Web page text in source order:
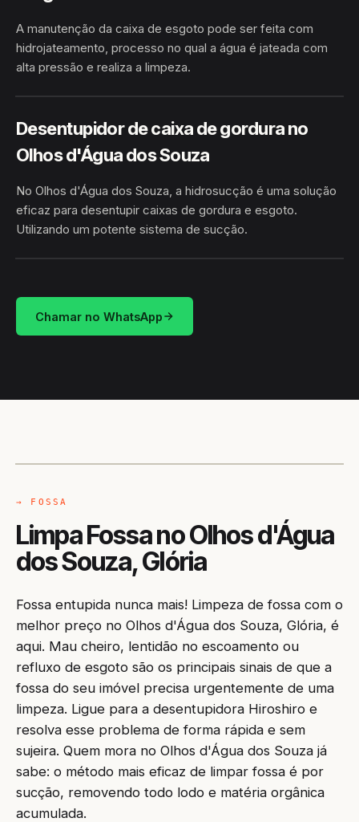
A manutenção da caixa de esgoto pode ser feita com
hidrojateamento, processo no qual a água é jateada com
alta pressão e realiza a limpeza.
HIDROJATEAMENTO
OLHOS D'ÁGUA DOS SOUZA ·
Desentupidor de caixa de gordura no
Olhos d'Água dos Souza
No Olhos d'Água dos Souza, a hidrosucção é uma solução
eficaz para desentupir caixas de gordura e esgoto.
Utilizando um potente sistema de sucção.
HIDROSUCÇÃO OLHOS D'ÁGUA DOS SOUZA · GLÓRIA/BA
Chamar no WhatsApp
→ FOSSA
Limpa Fossa no Olhos d'Água
dos Souza, Glória
Fossa entupida nunca mais! Limpeza de fossa com o
melhor preço no Olhos d'Água dos Souza, Glória, é
aqui. Mau cheiro, lentidão no escoamento ou
refluxo de esgoto são os principais sinais de que a
fossa do seu imóvel precisa urgentemente de uma
limpeza. Ligue para a desentupidora Hiroshiro e
resolva esse problema de forma rápida e sem
sujeira. Quem mora no Olhos d'Água dos Souza já
sabe: o método mais eficaz de limpar fossa é por
sucção, removendo todo lodo e matéria orgânica
acumulada.